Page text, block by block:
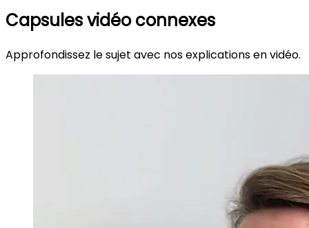
Capsules vidéo connexes
Approfondissez le sujet avec nos explications en vidéo.